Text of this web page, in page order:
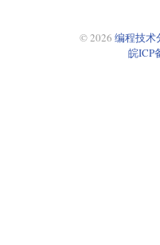
© 2026 编程技术
皖ICP